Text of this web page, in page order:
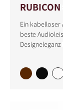
RUBICON
Ein kabelloser
beste